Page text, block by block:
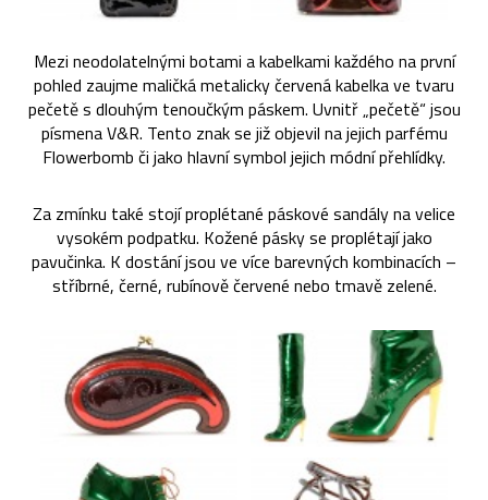
Mezi neodolatelnými botami a kabelkami každého na první
pohled zaujme maličká metalicky červená kabelka ve tvaru
pečetě s dlouhým tenoučkým páskem. Uvnitř „pečetě“ jsou
písmena V&R. Tento znak se již objevil na jejich parfému
Flowerbomb či jako hlavní symbol jejich módní přehlídky.
Za zmínku také stojí proplétané páskové sandály na velice
vysokém podpatku. Kožené pásky se proplétají jako
pavučinka. K dostání jsou ve více barevných kombinacích –
stříbrné, černé, rubínově červené nebo tmavě zelené.